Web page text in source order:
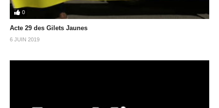
0
Acte 29 des Gilets Jaunes
6 JUIN 2019